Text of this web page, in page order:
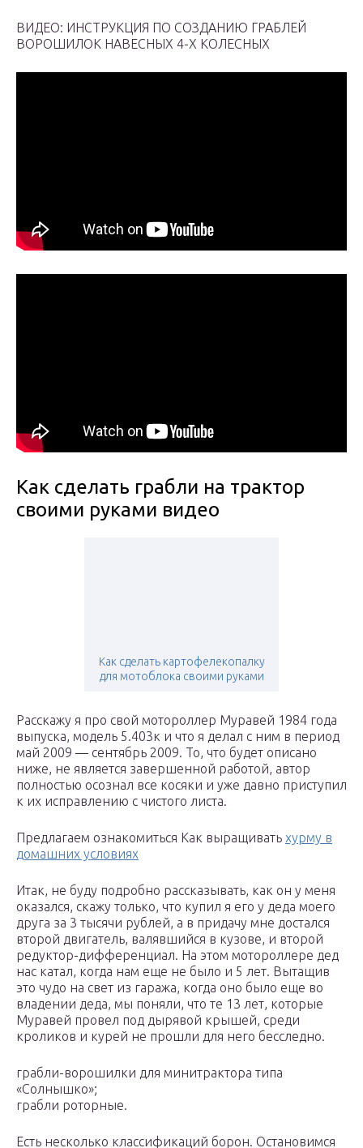
ВИДЕО: ИНСТРУКЦИЯ ПО СОЗДАНИЮ ГРАБЛЕЙ
ВОРОШИЛОК НАВЕСНЫХ 4-Х КОЛЕСНЫХ
Как сделать грабли на трактор
своими руками видео
Как сделать картофелекопалку
для мотоблока своими руками
Расскажу я про свой мотороллер Муравей 1984 года
выпуска, модель 5.403к и что я делал с ним в период
май 2009 — сентябрь 2009. То, что будет описано
ниже, не является завершенной работой, автор
полностью осознал все косяки и уже давно приступил
к их исправлению с чистого листа.
Предлагаем ознакомиться Как выращивать хурму в
домашних условиях
Итак, не буду подробно рассказывать, как он у меня
оказался, скажу только, что купил я его у деда моего
друга за 3 тысячи рублей, а в придачу мне достался
второй двигатель, валявшийся в кузове, и второй
редуктор-дифференциал. На этом мотороллере дед
нас катал, когда нам еще не было и 5 лет. Вытащив
это чудо на свет из гаража, когда оно было еще во
владении деда, мы поняли, что те 13 лет, которые
Муравей провел под дырявой крышей, среди
кроликов и курей не прошли для него бесследно.
грабли-ворошилки для минитрактора типа
«Солнышко»;
грабли роторные.
Есть несколько классификаций борон. Остановимся